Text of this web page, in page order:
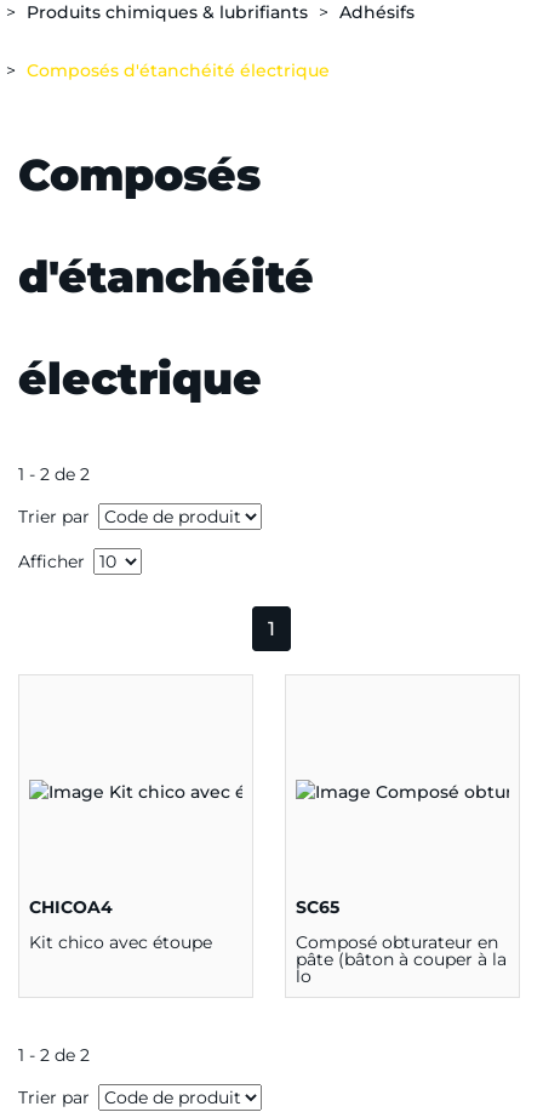
Produits chimiques & lubrifiants Adhésifs
Composés d'étanchéité électrique
Composés
d'étanchéité
électrique
1 - 2 de 2
Trier par
Afficher
1
CHICOA4
Kit chico avec étoupe
SC65
Composé obturateur en
pâte (bâton à couper à la
lo
1 - 2 de 2
Trier par